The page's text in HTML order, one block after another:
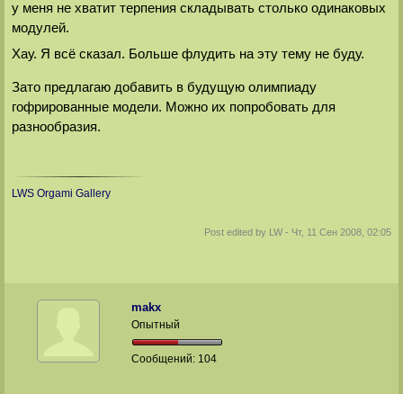
у меня не хватит терпения складывать столько одинаковых
модулей.
Хау. Я всё сказал. Больше флудить на эту тему не буду.
Зато предлагаю добавить в будущую олимпиаду
гофрированные модели. Можно их попробовать для
разнообразия.
LWS Orgami Gallery
Post edited by LW - Чт, 11 Сен 2008, 02:05
makx
Опытный
Сообщений: 104